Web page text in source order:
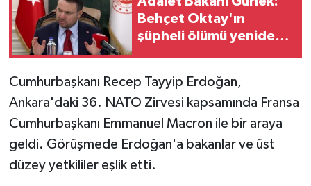
Behçet Oktay'ın
şüpheli ölümü yeniden
Cumhurbaşkanı Recep Tayyip Erdoğan,
Ankara'daki 36. NATO Zirvesi kapsamında Fransa
Cumhurbaşkanı Emmanuel Macron ile bir araya
geldi. Görüşmede Erdoğan'a bakanlar ve üst
düzey yetkililer eşlik etti.